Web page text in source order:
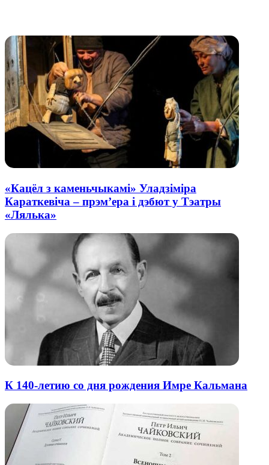
«Кацёл з каменьчыкамі» Уладзіміра
Караткевіча – прэм’ера і дэбют у Тэатры
«Лялька»
К 140-летию со дня рождения Имре Кальмана